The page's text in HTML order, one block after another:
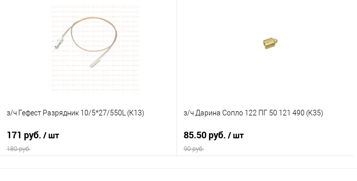
Сравнение
В наличии
з/ч Гефест Разрядник 10/5*27/550L (К13)
171 руб. / шт
180 руб.
з/ч Дарина Сопло 122 ПГ 50 121 490 (К35)
85.50 руб. / шт
90 руб.